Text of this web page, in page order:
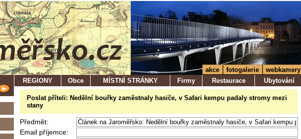
akce fotogalerie
webkamery
REGIONY
Obce MÍSTNÍ STRÁNKY Firmy Restaurace Ubytování
Poslat příteli: Nedělní bouřky zaměstnaly hasiče, v Safari kempu padaly stromy mezi
stany
Předmět:
Email příjemce: